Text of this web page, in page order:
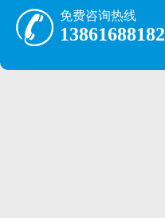
免费咨询热线
13861688182